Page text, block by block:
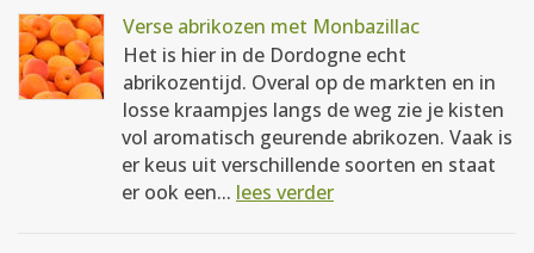
Verse abrikozen met Monbazillac
Het is hier in de Dordogne echt
abrikozentijd. Overal op de markten en in
losse kraampjes langs de weg zie je kisten
vol aromatisch geurende abrikozen. Vaak is
er keus uit verschillende soorten en staat
er ook een... lees verder